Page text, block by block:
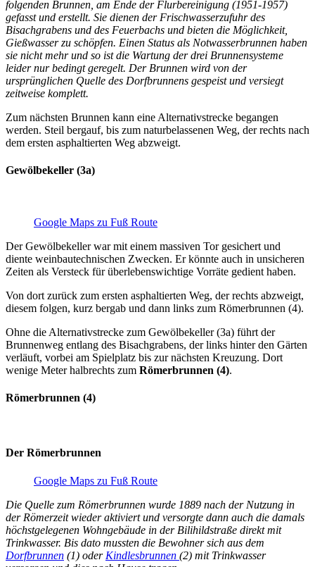
folgenden Brunnen, am Ende der Flurbereinigung (1951-1957)
gefasst und erstellt. Sie dienen der Frischwasserzufuhr des
Bisachgrabens und des Feuerbachs und bieten die Möglichkeit,
Gießwasser zu schöpfen. Einen Status als Notwasserbrunnen haben
sie nicht mehr und so ist die Wartung der drei Brunnensysteme
leider nur bedingt geregelt. Der Brunnen wird von der
ursprünglichen Quelle des Dorfbrunnens gespeist und versiegt
zeitweise komplett.
Zum nächsten Brunnen kann eine Alternativstrecke begangen
werden. Steil bergauf, bis zum naturbelassenen Weg, der rechts nach
dem ersten asphaltierten Weg abzweigt.
Gewölbekeller (3a)
Google Maps zu Fuß Route
Der Gewölbekeller war mit einem massiven Tor gesichert und
diente weinbautechnischen Zwecken. Er könnte auch in unsicheren
Zeiten als Versteck für überlebenswichtige Vorräte gedient haben.
Von dort zurück zum ersten asphaltierten Weg, der rechts abzweigt,
diesem folgen, kurz bergab und dann links zum Römerbrunnen (4).
Ohne die Alternativstrecke zum Gewölbekeller (3a) führt der
Brunnenweg entlang des Bisachgrabens, der links hinter den Gärten
verläuft, vorbei am Spielplatz bis zur nächsten Kreuzung. Dort
wenige Meter halbrechts zum Römerbrunnen (4).
Römerbrunnen (4)
Der Römerbrunnen
Google Maps zu Fuß Route
Die Quelle zum Römerbrunnen wurde 1889 nach der Nutzung in
der Römerzeit wieder aktiviert und versorgte dann auch die damals
höchstgelegenen Wohngebäude in der Bilihildstraße direkt mit
Trinkwasser. Bis dato mussten die Bewohner sich aus dem
Dorfbrunnen (1) oder Kindlesbrunnen (2) mit Trinkwasser